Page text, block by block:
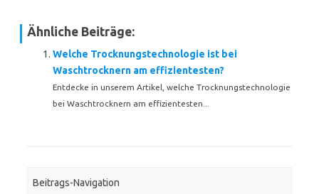
Ähnliche Beiträge:
Welche Trocknungstechnologie ist bei
Waschtrocknern am effizientesten?
Entdecke in unserem Artikel, welche Trocknungstechnologie
bei Waschtrocknern am effizientesten...
Beitrags-Navigation